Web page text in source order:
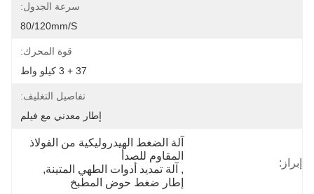
سرعة الجدول:
80/120mm/s
قوة المحرك:
37 + 3 كيلو واط
تفاصيل التغليف:
إطار معدني مع فيلم
إبراز:
آلة الضغط الهيدروليكية من الفولاذ
المقاوم للصدأ
, آلة تمديد أدوات الطهي المتينة,
إطار ضغط حوض المطبخ